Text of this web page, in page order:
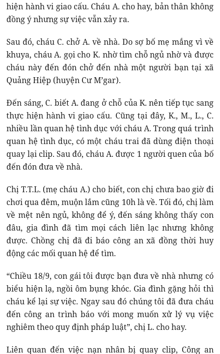
hiện hành vi giao cấu. Cháu A. cho hay, bản thân không
đồng ý nhưng sự việc vẫn xảy ra.
Sau đó, cháu C. chở A. về nhà. Do sợ bố mẹ mắng vì về
khuya, cháu A. gọi cho K. nhờ tìm chỗ ngủ nhờ và được
cháu này đến đón chở đến nhà một người bạn tại xã
Quảng Hiệp (huyện Cư M’gar).
Đến sáng, C. biết A. đang ở chỗ của K. nên tiếp tục sang
thực hiện hành vi giao cấu. Cũng tại đây, K., M., L., C.
nhiều lần quan hệ tình dục với cháu A. Trong quá trình
quan hệ tình dục, có một cháu trai đã dùng điện thoại
quay lại clip. Sau đó, cháu A. được 1 người quen của bố
đến đón đưa về nhà.
Chị T.T.L. (mẹ cháu A.) cho biết, con chị chưa bao giờ đi
chơi qua đêm, muộn lắm cũng 10h là về. Tối đó, chị làm
về mệt nên ngủ, không để ý, đến sáng không thấy con
đâu, gia đình đã tìm mọi cách liên lạc nhưng không
được. Chồng chị đã đi báo công an xã đồng thời huy
động các mối quan hệ để tìm.
“Chiều 18/9, con gái tôi được bạn đưa về nhà nhưng có
biểu hiện lạ, ngồi ôm bụng khóc. Gia đình gặng hỏi thì
cháu kể lại sự việc. Ngay sau đó chúng tôi đã đưa cháu
đến công an trình báo với mong muốn xử lý vụ việc
nghiêm theo quy định pháp luật”, chị L. cho hay.
Liên quan đến việc nạn nhân bị quay clip, Công an